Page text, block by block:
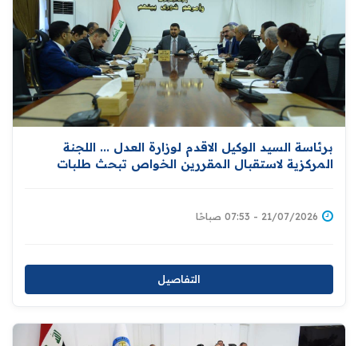
برئاسة السيد الوكيل الاقدم لوزارة العدل ... اللجنة
المركزية لاستقبال المقررين الخواص تبحث طلبات
21/07/2026 - 07:53 صباحًا
التفاصيل